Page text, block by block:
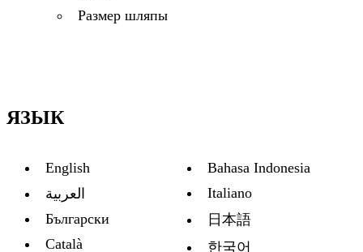
Размер шляпы
ЯЗЫК
English
العربية
Български
Català
Bahasa Indonesia
Italiano
日本語
한국어